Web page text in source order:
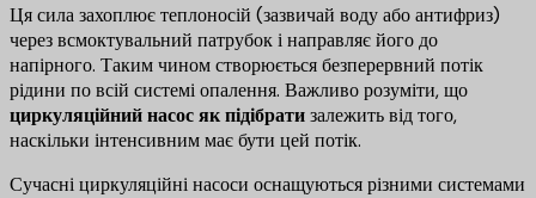
Ця сила захоплює теплоносій (зазвичай воду або антифриз)
через всмоктувальний патрубок і направляє його до
напірного. Таким чином створюється безперервний потік
рідини по всій системі опалення. Важливо розуміти, що
циркуляційний насос як підібратизалежить від того,
наскільки інтенсивним має бути цей потік.
Сучасні циркуляційні насоси оснащуються різними системами